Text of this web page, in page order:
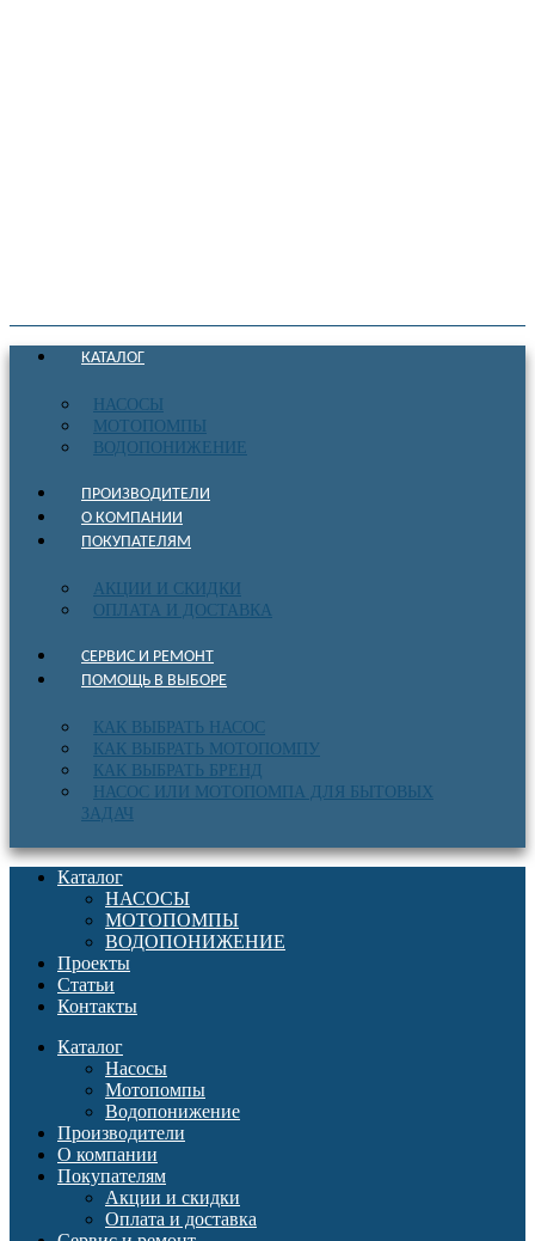
КАТАЛОГ
НАСОСЫ
МОТОПОМПЫ
ВОДОПОНИЖЕНИЕ
ПРОИЗВОДИТЕЛИ
О КОМПАНИИ
ПОКУПАТЕЛЯМ
АКЦИИ И СКИДКИ
ОПЛАТА И ДОСТАВКА
СЕРВИС И РЕМОНТ
ПОМОЩЬ В ВЫБОРЕ
КАК ВЫБРАТЬ НАСОС
КАК ВЫБРАТЬ МОТОПОМПУ
КАК ВЫБРАТЬ БРЕНД
НАСОС ИЛИ МОТОПОМПА ДЛЯ БЫТОВЫХ
ЗАДАЧ
Каталог
НАСОСЫ
МОТОПОМПЫ
ВОДОПОНИЖЕНИЕ
Проекты
Статьи
Контакты
Каталог
Насосы
Мотопомпы
Водопонижение
Производители
О компании
Покупателям
Акции и скидки
Оплата и доставка